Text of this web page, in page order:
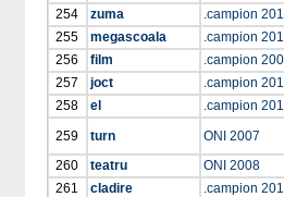
254
zuma
.campion
255
megascoala
.campion
256
film
.campion
257
joct
.campion
258
el
.campion
259
turn
ONI 2007
260
teatru
ONI 2008
261
cladire
.campion